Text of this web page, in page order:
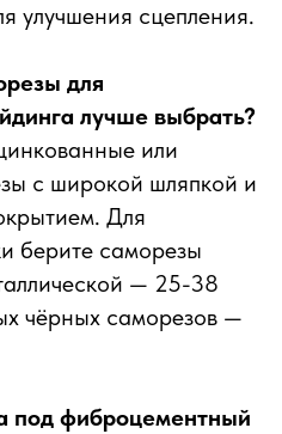
улучшения сцепления.
для
лучше выбрать?
или
с широкой шляпкой и
Для
берите саморезы
— 25-38
чёрных саморезов —
под фиброцементный